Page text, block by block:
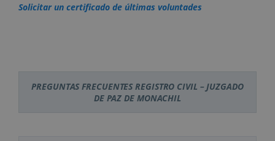
Solicitar un certificado de últimas voluntades
PREGUNTAS FRECUENTES REGISTRO CIVIL – JUZGADO
DE PAZ DE MONACHIL